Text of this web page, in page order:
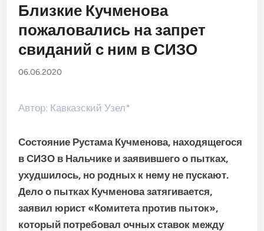
Близкие Кучменова
пожаловались на запрет
свиданий с ним в СИЗО
06.06.2020
Автор: Кавказский Узел*
Состояние Рустама Кучменова, находящегося
в СИЗО в Нальчике и заявившего о пытках,
ухудшилось, но родных к нему не пускают.
Дело о пытках Кучменова затягивается,
заявил юрист «Комитета против пыток»,
который потребовал очных ставок между